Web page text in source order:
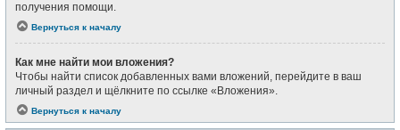
получения помощи.
Вернуться к началу
Как мне найти мои вложения?
Чтобы найти список добавленных вами вложений, перейдите в ваш
личный раздел и щёлкните по ссылке «Вложения».
Вернуться к началу